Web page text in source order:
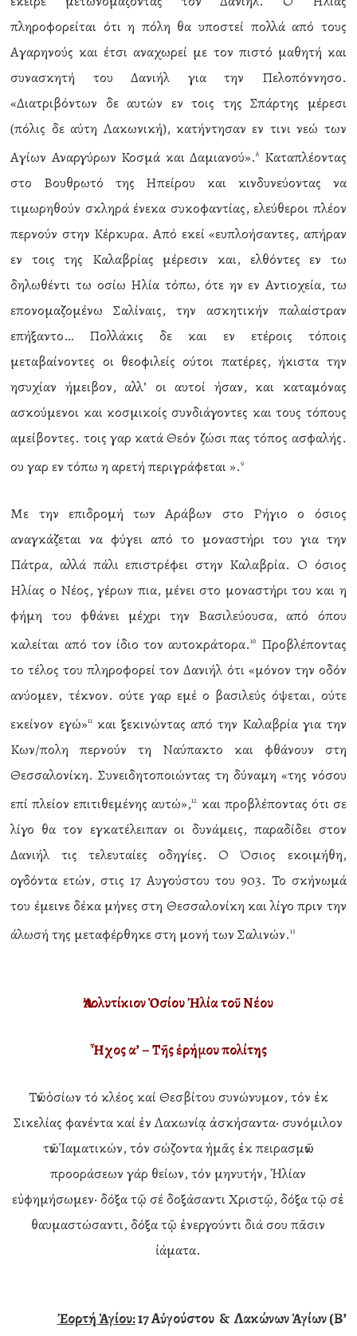
πληροφορείται ότι η πόλη θα υποστεί πολλά από τους
Αγαρηνούς και έτσι αναχωρεί με τον πιστό μαθητή και
συνασκητή του Δανιήλ για την Πελοπόννησο.
«Διατριβόντων δε αυτών εν τοις της Σπάρτης μέρεσι
(πόλις δε αύτη Λακωνική), κατήντησαν εν τινι νεώ των
Αγίων Αναργύρων Κοσμά και Δαμιανού».8
Καταπλέοντας
στο Βουθρωτό της Ηπείρου και κινδυνεύοντας να
τιμωρηθούν σκληρά ένεκα συκοφαντίας, ελεύθεροι πλέον
περνούν στην Κέρκυρα. Από εκεί «ευπλοήσαντες, απήραν
εν τοις της Καλαβρίας μέρεσιν και, ελθόντες εν τω
δηλωθέντι τω οσίω Ηλία τόπω, ότε ην εν Αντιοχεία, τω
επονομαζομένω Σαλίναις, την ασκητικήν παλαίστραν
επήξαντο… Πολλάκις δε και εν ετέροις τόποις
μεταβαίνοντες οι θεοφιλείς ούτοι πατέρες, ήκιστα την
ησυχίαν ήμειβον, αλλ’ οι αυτοί ήσαν, και καταμόνας
ασκούμενοι και κοσμικοίς συνδιάγοντες και τους τόπους
αμείβοντες. τοις γαρ κατά Θεόν ζώσι πας τόπος ασφαλής.
ου γαρ εν τόπω η αρετή περιγράφεται ».9
Με την επιδρομή των Αράβων στο Ρήγιο ο όσιος
αναγκάζεται να φύγει από το μοναστήρι του για την
Πάτρα, αλλά πάλι επιστρέφει στην Καλαβρία. Ο όσιος
Ηλίας ο Νέος, γέρων πια, μένει στο μοναστήρι του και η
φήμη του φθάνει μέχρι την Βασιλεύουσα, από όπου
καλείται από τον ίδιο τον αυτοκράτορα.10
Προβλέποντας
το τέλος του πληροφορεί τον Δανιήλ ότι «μόνον την οδόν
ανύομεν, τέκνον. ούτε γαρ εμέ ο βασιλεύς όψεται, ούτε
εκείνον εγώ»11και ξεκινώντας από την Καλαβρία για την
Κων/πολη περνούν τη Ναύπακτο και φθάνουν στη
Θεσσαλονίκη. Συνειδητοποιώντας τη δύναμη «της νόσου
επί πλείον επιτιθεμένης αυτώ»,12 και προβλέποντας ότι σε
λίγο θα τον εγκατέλειπαν οι δυνάμεις, παραδίδει στον
Δανιήλ τις τελευταίες οδηγίες. Ο Όσιος εκοιμήθη,
ογδόντα ετών, στις 17 Αυγούστου του 903. Το σκήνωμά
του έμεινε δέκα μήνες στη Θεσσαλονίκη και λίγο πριν την
άλωσή της μεταφέρθηκε στη μονή των Σαλινών.13
Ἀπολυτίκιον Ὁσίου Ἠλία τοῦ Νέου
Ἦχος α’ – Τῆς ἐρήμου πολίτης
Τῶν ὁσίων τό κλέος καί Θεσβίτου συνώνυμον, τόν ἐκ
Σικελίας φανέντα καί ἐν Λακωνίᾳ ἀσκήσαντα· συνόμιλον
τῶν Ἱαματικών, τὀν σώζοντα ἡμᾶς ἐκ πειρασμῶν·
προοράσεων γάρ θείων, τόν μηνυτήν, Ἠλίαν
εὐφημήσωμεν· δόξα τῷ σέ δοξάσαντι Χριστῷ, δόξα τῷ σἐ
θαυμαστώσαντι, δόξα τῷ ἐνεργούντι διά σου πᾶσιν
ἰάματα.
Ἐορτή Ἁγίου:17 Αὐγούστου & Λακώνων Ἁγίων (Β’